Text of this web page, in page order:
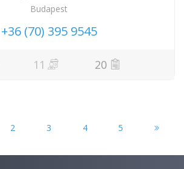
Budapest
+36 (70) 395 9545
11 20
2 3 4 5